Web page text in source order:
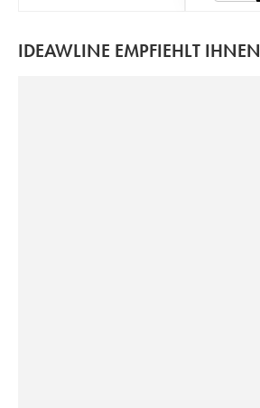
IDEAWLINE EMPFIEHLT IHNEN